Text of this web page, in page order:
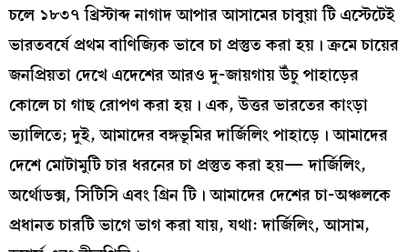
চলে ১৮৩৭ খ্রিস্টাব্দ নাগাদ আপার আসামের চাবুয়া টি এস্টেটেই
ভারতবর্ষে প্রথম বাণিজ্যিক ভাবে চা প্রস্তুত করা হয়। ক্রমে চায়ের
জনপ্রিয়তা দেখে এদেশের আরও দু-জায়গায় উঁচু পাহাড়ের
কোলে চা গাছ রোপণ করা হয়। এক, উত্তর ভারতের কাংড়া
ভ্যালিতে; দুই, আমাদের বঙ্গভূমির দার্জিলিং পাহাড়ে। আমাদের
দেশে মোটামুটি চার ধরনের চা প্রস্তুত করা হয়— দার্জিলিং,
অর্থোডক্স, সিটিসি এবং গ্রিন টি। আমাদের দেশের চা-অঞ্চলকে
প্রধানত চারটি ভাগে ভাগ করা যায়, যথা: দার্জিলিং, আসাম,